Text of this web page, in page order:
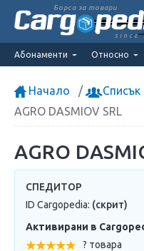
Борса за товари
since
Абонаменти Относно
Начало
Списък
AGRO DASMIOV SRL
AGRO
СПЕДИТОР
ID Cargopedia: (скрит)
Активирани в
? товара